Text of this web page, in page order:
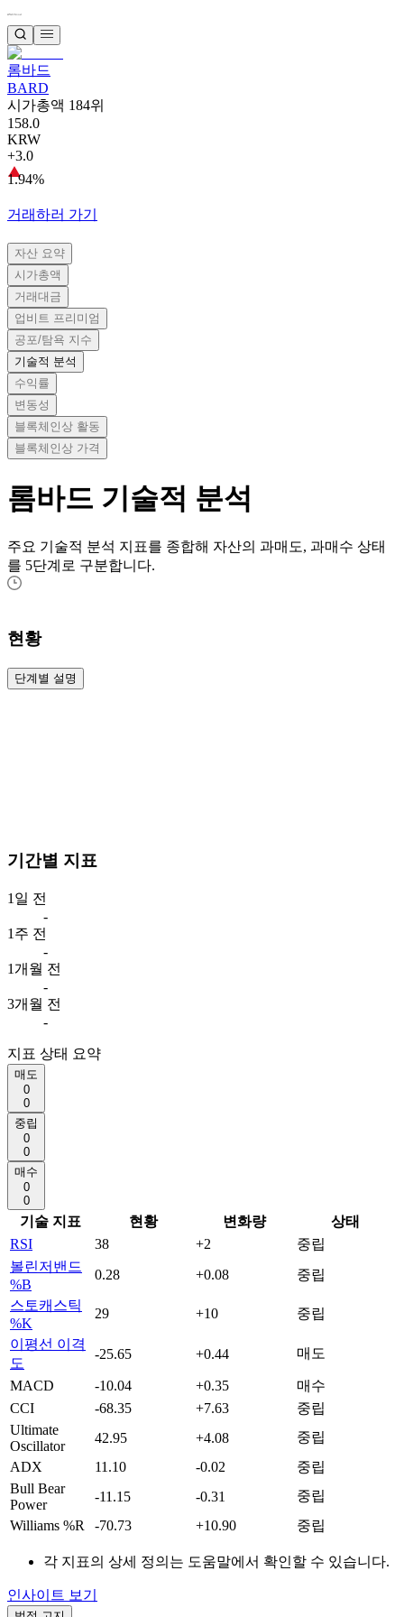
롬바드
BARD
시가총액 184위
158.0
KRW
+3.0
1.94%
거래하러 가기
자산 요약
시가총액
거래대금
업비트 프리미엄
공포/탐욕 지수
기술적 분석
수익률
변동성
블록체인상 활동
블록체인상 가격
롬바드 기술적 분석
주요 기술적 분석 지표를 종합해 자산의 과매도, 과매수 상태
를 5단계로 구분합니다.
현황
단계별 설명
기간별 지표
1일 전
-
1주 전
-
1개월 전
-
3개월 전
-
지표 상태 요약
매도
0
0
중립
0
0
매수
0
0
기술 지표 현황 변화량
상태
RSI
38 +2
중립
볼린저밴드
%B
0.28 +0.08
중립
스토캐스틱
%K
29 +10
중립
이평선 이격
도
-25.65 +0.44 매도
MACD -10.04 +0.35
매수
CCI
-68.35 +7.63
중립
Ultimate
Oscillator
42.95 +4.08
중립
ADX
11.10 -0.02
중립
Bull Bear
Power
-11.15 -0.31
중립
Williams %R
-70.73 +10.90 중립
각 지표의 상세 정의는 도움말에서 확인할 수 있습니다.
인사이트 보기